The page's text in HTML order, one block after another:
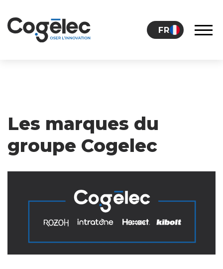
FR
CARRIÈRES
CONTACT
Les marques du
groupe Cogelec